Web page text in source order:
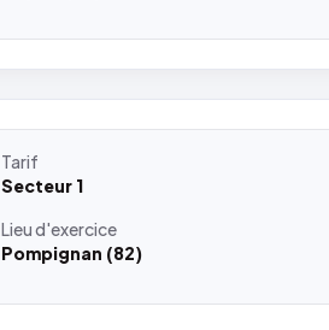
Tarif
Secteur 1
Lieud'exercice
Pompignan (82)